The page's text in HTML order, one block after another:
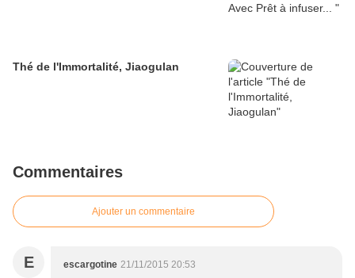
Thé de l'Immortalité, Jiaogulan
Commentaires
Ajouter un commentaire
E escargotine 21/11/2015 20:53